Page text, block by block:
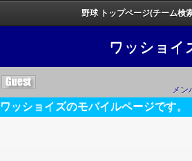
野球 トップページ(チーム検
ワッショイ
メ
ワッショイズのモバイルページです。